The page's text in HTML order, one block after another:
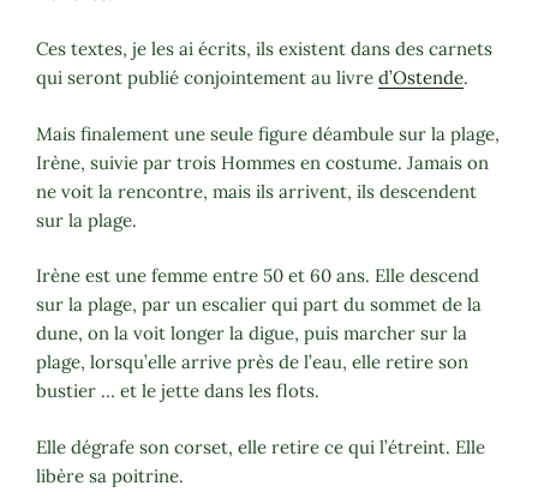
Ces textes, je les ai écrits, ils existent dans des carnets
qui seront publié conjointement au livre d’Ostende.
Mais finalement une seule figure déambule sur la plage,
Irène, suivie par trois Hommes en costume. Jamais on
ne voit la rencontre, mais ils arrivent, ils descendent
sur la plage.
Irène est une femme entre 50 et 60 ans. Elle descend
sur la plage, par un escalier qui part du sommet de la
dune, on la voit longer la digue, puis marcher sur la
plage, lorsqu’elle arrive près de l’eau, elle retire son
bustier … et le jette dans les flots.
Elle dégrafe son corset, elle retire ce qui l’étreint. Elle
libère sa poitrine.